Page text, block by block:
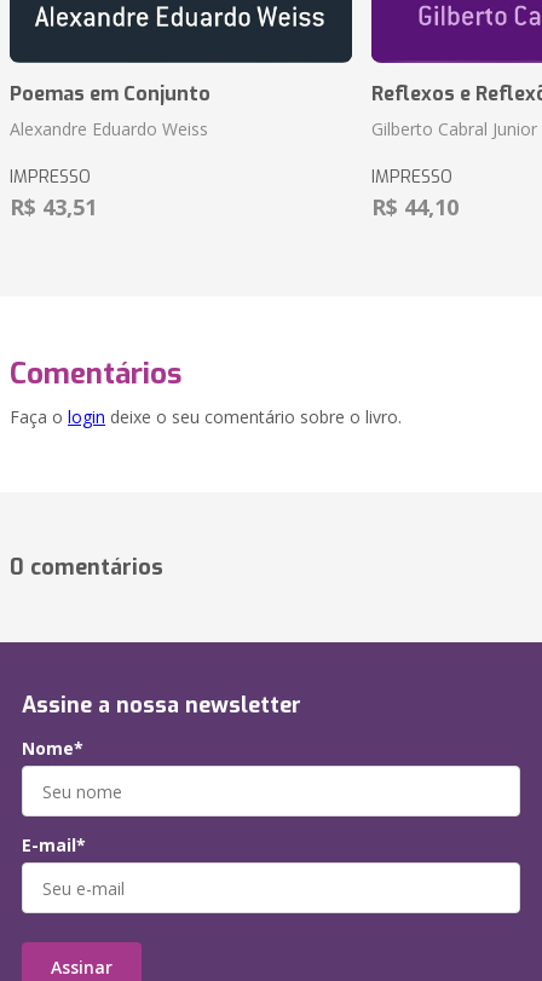
Poemas em Conjunto
Alexandre Eduardo Weiss
IMPRESSO
R$ 43,51
Reflexos e
Gilberto Cabral Junior
IMPRESSO
R$ 44,10
Comentários
Faça o login deixe o seu comentário sobre o livro.
0 comentários
Assine a nossa newsletter
Nome*
E-mail*
Assinar